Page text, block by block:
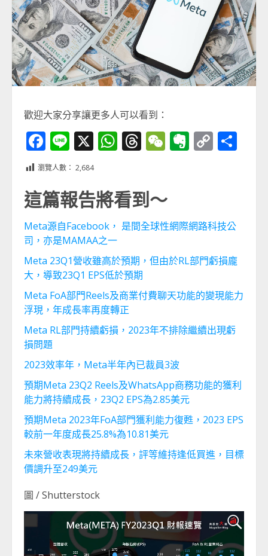
歡迎大家分享讓更多人可以看到：
Facebook
Line
X WhatsApp
Threads
WeChat
Evernote
Copy
瀏覽人數： 2,684
這篇報告將看到～
Meta源自Facebook， 是間全球性網際網路科技公
司，亦是MAMAA之一
Meta 23Q1營收雖高於預期，但由於RL部門虧損龐
大，導致23Q1 EPS低於預期
Meta FoA部門Reels及商業付費聊天功能的變現能力
浮現，年成長率再度轉正
Meta RL部門持續虧損，2023年不排除繼續出現虧
損問題
2023效率年，Meta半年內已裁員3波
預期Meta 23Q2 Reels及WhatsApp商務功能的獲利
能力將持續成長，23Q2 EPS為2.85美元
預期Meta 2023年FoA部門獲利能力復甦，2023 EPS
較前一年度成長25.8%為10.81美元
未來營收表現將持續成長，評等維持逢低買進，目標
價調升至249美元
圖 / Shutterstock